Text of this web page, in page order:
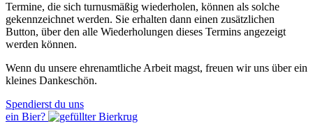
Termine, die sich turnusmäßig wiederholen, können als solche
gekennzeichnet werden. Sie erhalten dann einen zusätzlichen
Button, über den alle Wiederholungen dieses Termins angezeigt
werden können.
Wenn du unsere ehrenamtliche Arbeit magst, freuen wir uns über ein
kleines Dankeschön.
Spendierst du uns
ein Bier?